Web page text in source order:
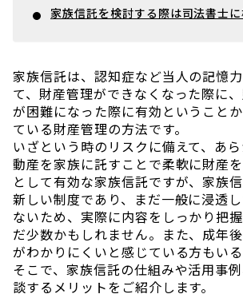
家族信託を検討する際は司法書士
家族信託は、認知症など当人の記憶
て、財産管理ができなくなった際に
が困難になった際に有効ということ
ている財産管理の方法です。
いざという時のリスクに備えて、あ
動産を家族に託すことで柔軟に財産
として有効な家族信託ですが、家族
新しい制度であり、まだ一般に浸透
ないため、実際に内容をしっかり把
だ少数かもしれません。また、成年
がわかりにくいと感じている方もいる
そこで、家族信託の仕組みや活用事
談するメリットをご紹介します。